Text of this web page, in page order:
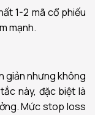
1-2 mã cổ phiếu
mạnh.
giản nhưng không
này, đặc biệt là
Mức stop loss